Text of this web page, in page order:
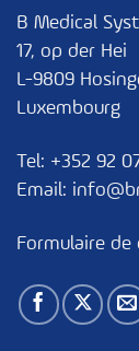
B Medical
17, op der Hei
L-9809
Luxembourg
Tel: +352 92
Email:
Formulaire